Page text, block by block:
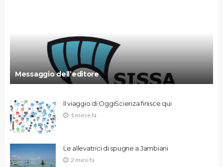
Messaggio dell’editore
Il viaggio di OggiScienza finisce qui
1 mese fa
Le allevatrici di spugne a Jambiani
2 mesi fa